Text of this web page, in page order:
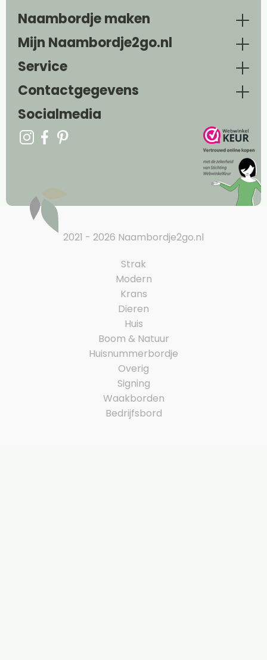
Naambordje maken
Mijn Naambordje2go.nl
Service
Contactgegevens
Socialmedia
2021 - 2026 Naambordje2go.nl
Strak
Modern
Krans
Dieren
Huis
Boom & Natuur
Huisnummerbordje
Overig
Signing
Waakborden
Bedrijfsbord